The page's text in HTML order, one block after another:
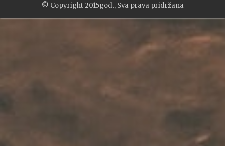
© Copyright 2015god., Sva prava pridržana
WP2Social Auto PublishPowered By : XYZScripts.com